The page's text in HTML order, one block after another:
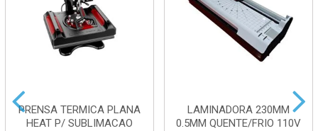
PRENSA TERMICA PLANA
HEAT P/ SUBLIMACAO
LAMINADORA 230MM
0.5MM QUENTE/FRIO 110V